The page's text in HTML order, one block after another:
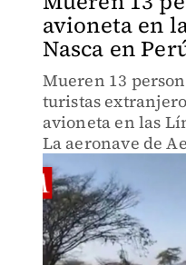
avioneta en
Nasca en
Mueren 13
turistas
avioneta en las
La aeronave de
emergencia tras
Autoridades